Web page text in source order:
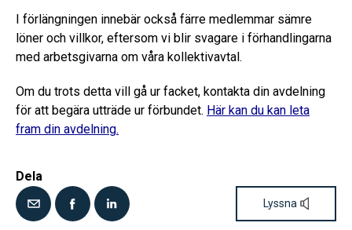
I förlängningen innebär också färre medlemmar sämre
löner och villkor, eftersom vi blir svagare i förhandlingarna
med arbetsgivarna om våra kollektivavtal.
Om du trots detta vill gå ur facket, kontakta din avdelning
för att begära utträde ur förbundet. Här kan du kan leta
fram din avdelning.
Dela
Lyssna